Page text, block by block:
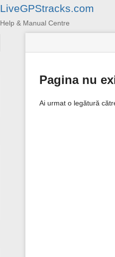
LiveGPStracks.com
Help & Manual Centre
Pagina nu
Ai urmat o legătură